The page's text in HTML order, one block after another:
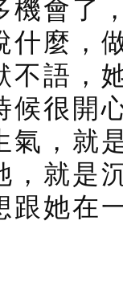
機會了
什麼，
不語，
候很開
氣，就
，就是
跟她在